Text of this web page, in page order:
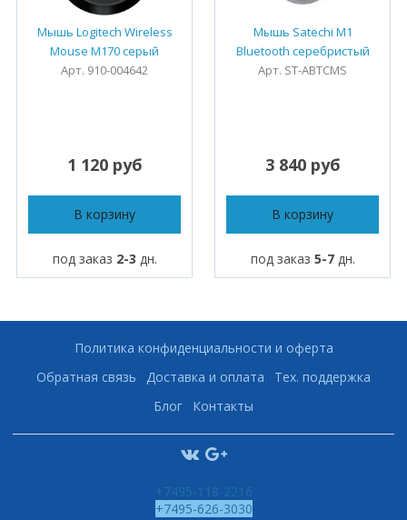
Мышь Logitech Wireless
Mouse M170 серый
Арт. 910-004642
1 120 руб
В корзину
под заказ 2-3 дн.
Мышь Satechi M1
Bluetooth серебристый
Арт. ST-ABTCMS
3 840 руб
В корзину
под заказ 5-7дн.
Политика конфиденциальности и оферта
Обратная связь
Доставка и оплата
Тех. поддержка
Блог
Контакты
+7495-118-2216
+7495-626-3030